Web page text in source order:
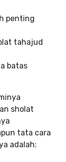
penting
tahajud
batas
sholat
tata cara
adalah: